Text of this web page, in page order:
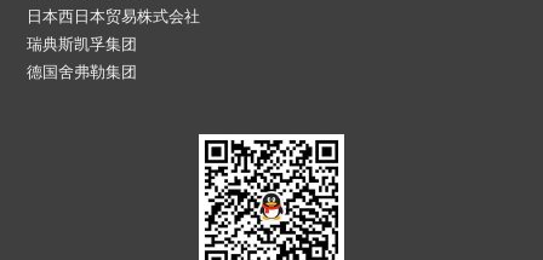
日本西日本贸易株式会社
瑞典斯凯孚集团
德国舍弗勒集团